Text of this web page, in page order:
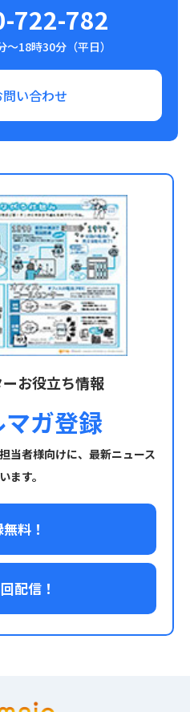
722-782
18時30分（平日）
問い合わせ
お役立ち情報
マガ登録
当者様向けに、最新ニュース
ます。
料！
配信！